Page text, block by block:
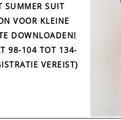
SUMMER SUIT
VOOR KLEINE
DOWNLOADEN!
98-104 TOT 134-
VEREIST)